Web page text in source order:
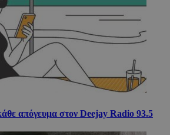
απόγευμα στον Deejay Radio 93.5